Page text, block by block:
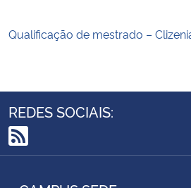
Qualificação de mestrado –
REDES SOCIAIS:
RSS